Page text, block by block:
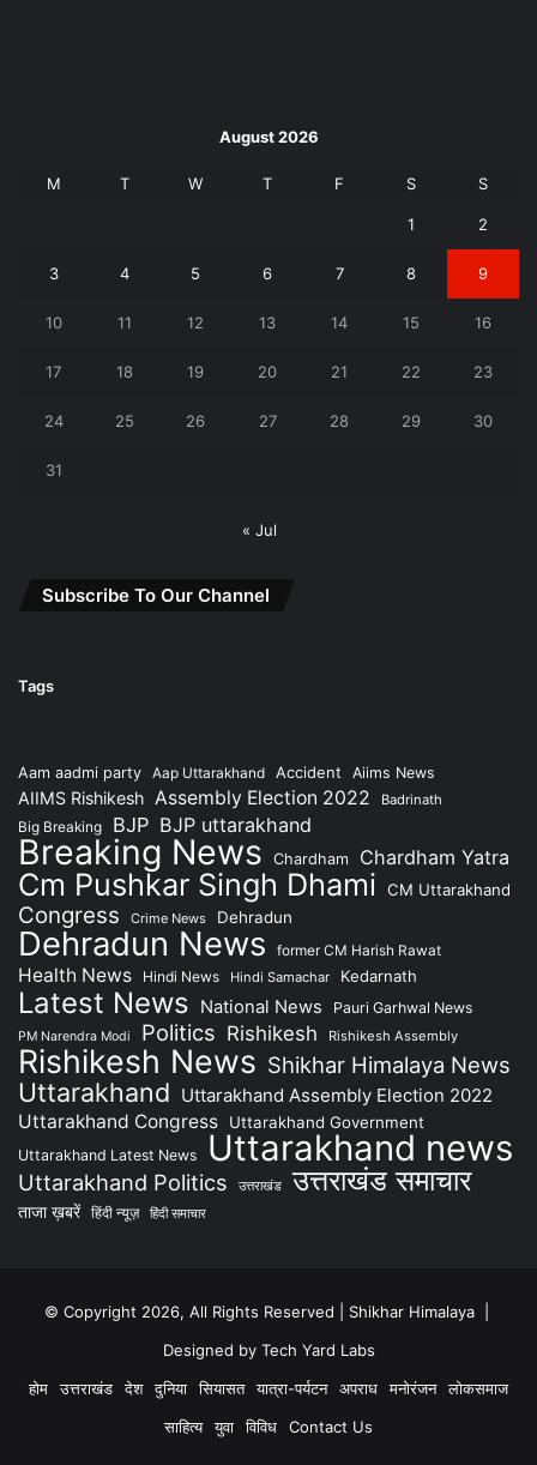
August 2026
M T W T F S S
1 2
3 4 5 6 7 8 9
10 11 12 13 14 15 16
17 18 19 20 21 22 23
24 25 26 27 28 29 30
31
« Jul
Subscribe To Our Channel
Tags
Aam aadmi party Aap Uttarakhand Accident Aiims News
AIIMS Rishikesh Assembly Election 2022 Badrinath
Big Breaking BJP BJP uttarakhand
Breaking News Chardham Chardham Yatra
Cm Pushkar Singh Dhami CM Uttarakhand
Congress Crime News Dehradun
Dehradun News former CM Harish Rawat
Health News Hindi News Hindi Samachar Kedarnath
Latest News National News Pauri Garhwal News
PM Narendra Modi Politics Rishikesh Rishikesh Assembly
Rishikesh News Shikhar Himalaya News
Uttarakhand Uttarakhand Assembly Election 2022
Uttarakhand Congress
Uttarakhand Government
Uttarakhand Latest News Uttarakhand news
Uttarakhand Politics उत्तराखंड उत्तराखंड समाचार
ताजा ख़बरें हिंदी न्यूज़ हिंदी समाचार
© Copyright 2026, All Rights Reserved | Shikhar Himalaya |
Designed by Tech Yard Labs
होम
उत्तराखंड देश दुनिया सियासत यात्रा-पर्यटन अपराध मनोरंजन
लोकसमाज
साहित्य
युवा विविध Contact Us